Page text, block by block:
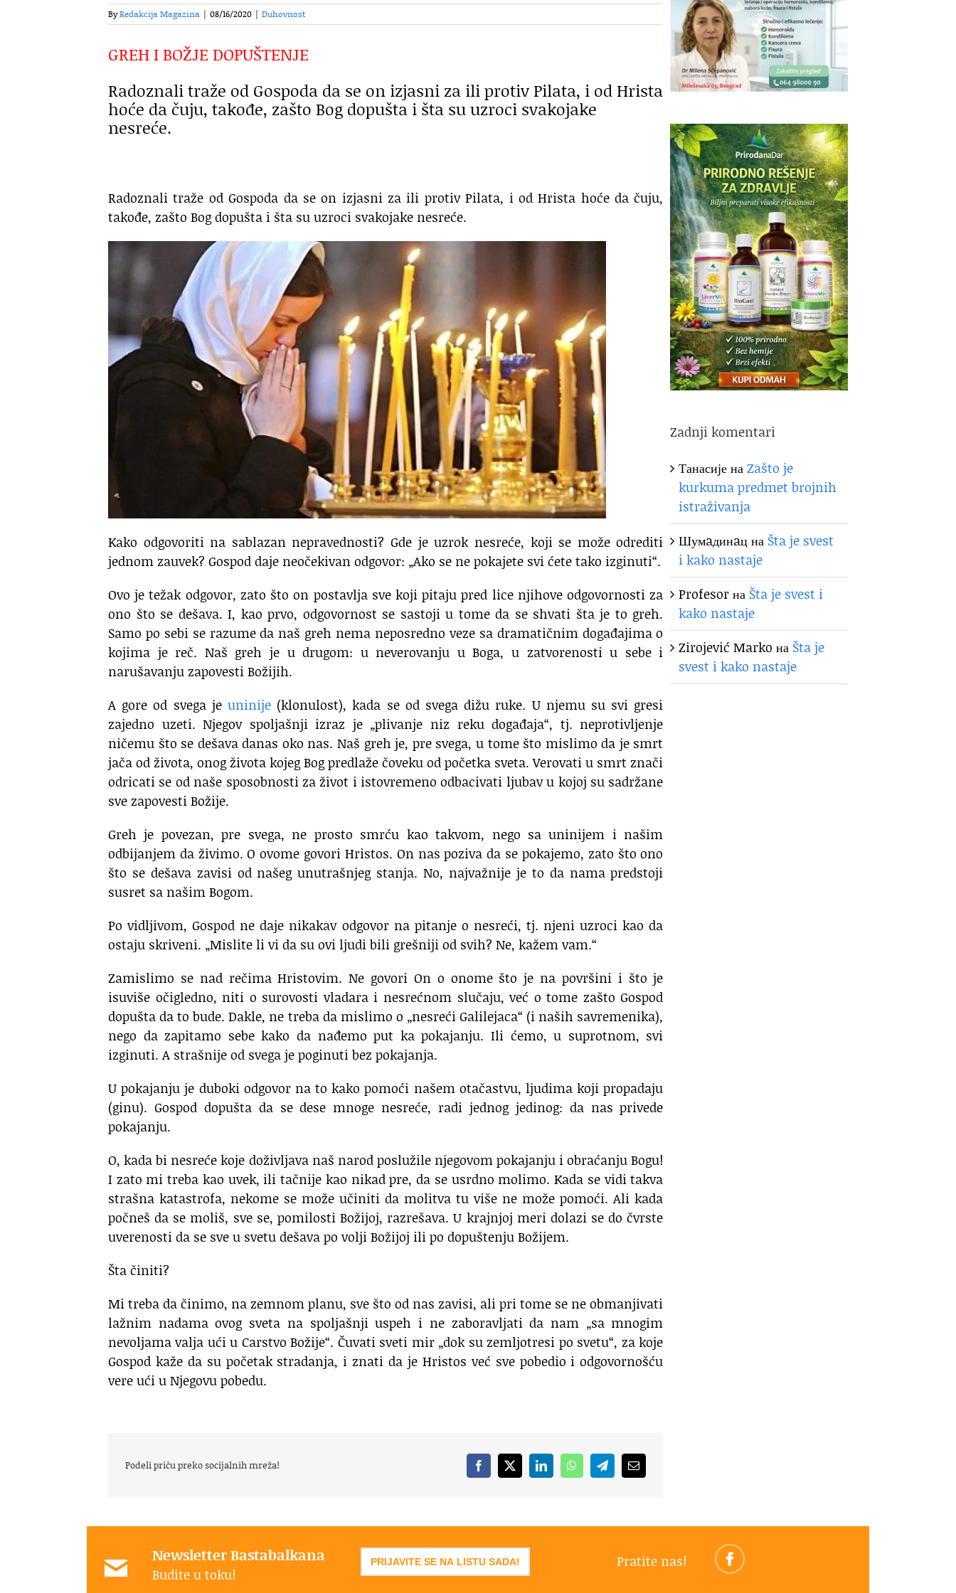
ByRedakcija Magazina | 08/16/2020 | Duhovnost
GREH I BOŽJE DOPUŠTENJE
Radoznali traže od Gospoda da se on izjasni za ili protiv Pilata, i od Hrista
hoće da čuju, takođe, zašto Bog dopušta i šta su uzroci svakojake
nesreće.
Radoznali traže od Gospoda da se on izjasni za ili protiv Pilata, i od Hrista hoće da čuju,
takođe, zašto Bog dopušta i šta su uzroci svakojake nesreće.
Kako odgovoriti na sablazan nepravednosti? Gde je uzrok nesreće, koji se može odrediti
jednom zauvek? Gospod daje neočekivan odgovor: „Ako se ne pokajete svi ćete tako izginuti“.
Ovo je težak odgovor, zato što on postavlja sve koji pitaju pred lice njihove odgovornosti za
ono što se dešava. I, kao prvo, odgovornost se sastoji u tome da se shvati šta je to greh.
Samo po sebi se razume da naš greh nema neposredno veze sa dramatičnim događajima o
kojima je reč. Naš greh je u drugom: u neverovanju u Boga, u zatvorenosti u sebe i
narušavanju zapovesti Božijih.
A gore od svega je uninije (klonulost), kada se od svega dižu ruke. U njemu su svi gresi
zajedno uzeti. Njegov spoljašnji izraz je „plivanje niz reku događaja“, tj. neprotivljenje
ničemu što se dešava danas oko nas. Naš greh je, pre svega, u tome što mislimo da je smrt
jača od života, onog života kojeg Bog predlaže čoveku od početka sveta. Verovati u smrt znači
odricati se od naše sposobnosti za život i istovremeno odbacivati ljubav u kojoj su sadržane
sve zapovesti Božije.
Greh je povezan, pre svega, ne prosto smrću kao takvom, nego sa uninijem i našim
odbijanjem da živimo. O ovome govori Hristos. On nas poziva da se pokajemo, zato što ono
što se dešava zavisi od našeg unutrašnjeg stanja. No, najvažnije je to da nama predstoji
susret sa našim Bogom.
Po vidljivom, Gospod ne daje nikakav odgovor na pitanje o nesreći, tj. njeni uzroci kao da
ostaju skriveni. „Mislite li vi da su ovi ljudi bili grešniji od svih? Ne, kažem vam.“
Zamislimo se nad rečima Hristovim. Ne govori On o onome što je na površini i što je
isuviše očigledno, niti o surovosti vladara i nesrećnom slučaju, već o tome zašto Gospod
dopušta da to bude. Dakle, ne treba da mislimo o „nesreći Galilejaca“ (i naših savremenika),
nego da zapitamo sebe kako da nađemo put ka pokajanju. Ili ćemo, u suprotnom, svi
izginuti. A strašnije od svega je poginuti bez pokajanja.
U pokajanju je duboki odgovor na to kako pomoći našem otačastvu, ljudima koji propadaju
(ginu). Gospod dopušta da se dese mnoge nesreće, radi jednog jedinog: da nas privede
pokajanju.
O, kada bi nesreće koje doživljava naš narod poslužile njegovom pokajanju i obraćanju Bogu!
I zato mi treba kao uvek, ili tačnije kao nikad pre, da se usrdno molimo. Kada se vidi takva
strašna katastrofa, nekome se može učiniti da molitva tu više ne može pomoći. Ali kada
počneš da se moliš, sve se, pomilosti Božijoj, razrešava. U krajnjoj meri dolazi se do čvrste
uverenosti da se sve u svetu dešava po volji Božijoj ili po dopuštenju Božijem.
Šta činiti?
Mi treba da činimo, na zemnom planu, sve što od nas zavisi, ali pri tome se ne obmanjivati
lažnim nadama ovog sveta na spoljašnji uspeh i ne zaboravljati da nam „sa mnogim
nevoljama valja ući u Carstvo Božije“. Čuvati sveti mir „dok su zemljotresi po svetu“, za koje
Gospod kaže da su početak stradanja, i znati da je Hristos već sve pobedio i odgovornošću
vere ući u Njegovu pobedu.
Podeli priču preko socijalnih mreža! Facebook
X LinkedInWhatsAppTelegramEmail
Zadnji komentari
ТанасијенаZašto je
kurkuma predmet brojnih
istraživanja
Шумaдинaцна Šta je svest
i kako nastaje
Profesorна Šta je svest i
kako nastaje
Zirojević Marko на Šta je
svest i kako nastaje
Newsletter Bastabalkana
Budite u toku!
PRIJAVITE SE NA LISTU SADA! Pratite nas!